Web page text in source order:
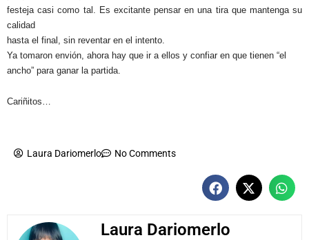
festeja casi como tal. Es excitante pensar en una tira que mantenga su
calidad
hasta el final, sin reventar en el intento.
Ya tomaron envión, ahora hay que ir a ellos y confiar en que tienen “el
ancho” para ganar la partida.
Cariñitos…
Laura Dariomerlo No Comments
Laura Dariomerlo